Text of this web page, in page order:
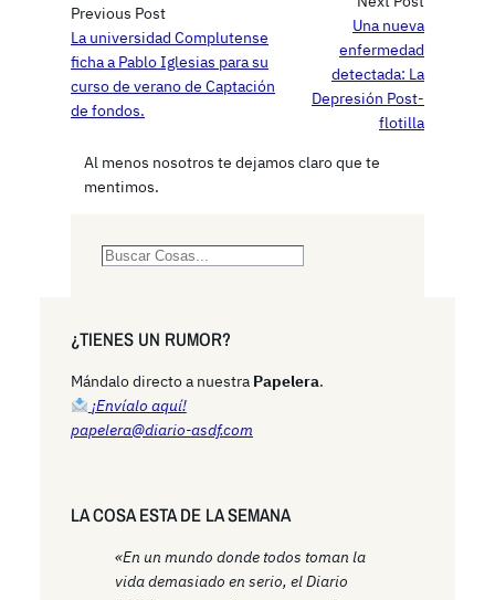
Previous Post
La universidad Complutense
ficha a Pablo Iglesias para su
curso de verano de Captación
de fondos.
Una nueva
enfermedad
detectada: La
Depresión Post-
flotilla
Al menos nosotros te dejamos claro que te
mentimos.
S
r
h
¿TIENES UN RUMOR?
Mándalo directo a nuestra Papelera.
¡Envíalo aquí!
papelera@diario-asdf.com
LA COSA ESTA DE LA SEMANA
«En un mundo donde todos toman la
vida demasiado en serio, el Diario